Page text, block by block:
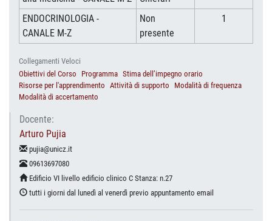
ENDOCRINOLOGIA -
CANALE M-Z
Non
presente
1
Collegamenti Veloci
Obiettivi del Corso
Programma Stima dell’impegno orario
Risorse per l'apprendimento Attività di supporto
Modalità di frequenza
Modalità di accertamento
Docente:
Arturo Pujia
pujia@unicz.it
09613697080
Edificio VI livello edificio clinico C Stanza: n.27
tutti i giorni dal lunedì al venerdì previo appuntamento email